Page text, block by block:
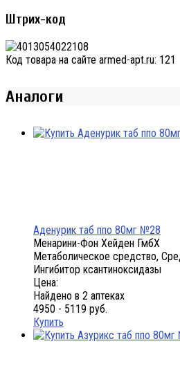
Штрих-код
Код товара на сайте armed-apt.ru: 121
Аналоги
Аденурик таб ппо 80мг №28
Менарини-Фон Хейден ГмбХ
Метаболическое средство,
Ингибитор ксантиноксидазы
Цена:
Найдено в 2 аптеках
4950 - 5119 руб.
Купить